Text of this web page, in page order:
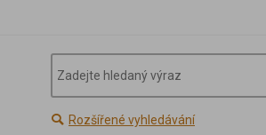
Rozšířené vyhledávání